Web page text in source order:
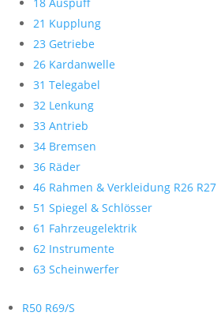
21 Kupplung
23 Getriebe
26 Kardanwelle
31 Telegabel
32 Lenkung
33 Antrieb
34 Bremsen
36 Räder
46 Rahmen & Verkleidung R26 R27
51 Spiegel & Schlösser
61 Fahrzeugelektrik
62 Instrumente
63 Scheinwerfer
R50 R69/S